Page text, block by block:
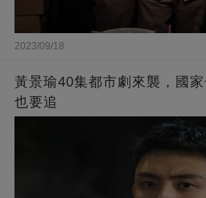
2023/09/18
黃景瑜40集都市劇來襲，國
也要追